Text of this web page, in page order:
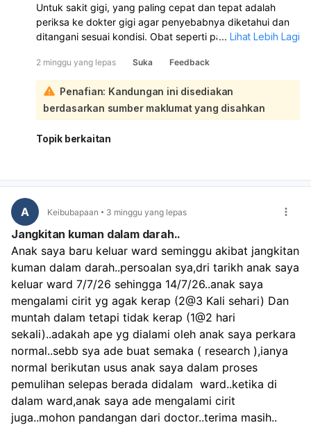
Untuk sakit gigi, yang paling cepat dan tepat adalah
periksa ke dokter gigi agar penyebabnya diketahui dan
ditangani sesuai kondisi. Obat seperti paracetamol,
nyeri sementara, tetapi tidak menyembuhkan
penyebabnya. Jika ada infeksi, mungkin perlu antibiotik
dari dokter:
Sementara di rumah, Anda bisa coba kumur air garam,
kompres es, atau gunakan minyak cengkeh secukupnya.
Hindari aspirin, terutama pada anak. Jika nyeri tidak
... Lihat Lebih Lagi
2 minggu yang lepas Suka Feedback
Penafian: Kandungan ini disediakan
berdasarkan sumber maklumat yang disahkan
Topik berkaitan
A Keibubapaan 3 minggu yang lepas
Jangkitan kuman dalam darah..
Anak saya baru keluar ward seminggu akibat jangkitan
kuman dalam darah..persoalan sya,dri tarikh anak saya
keluar ward 7/7/26 sehingga 14/7/26..anak saya
mengalami cirit yg agak kerap (2@3 Kali sehari) Dan
muntah dalam tetapi tidak kerap (1@2 hari
sekali)..adakah ape yg dialami oleh anak saya perkara
normal..sebb sya ade buat semaka ( research ),ianya
normal berikutan usus anak saya dalam proses
pemulihan selepas berada didalam  ward..ketika di
dalam ward,anak saya ade mengalami cirit
juga..mohon pandangan dari doctor..terima masih..